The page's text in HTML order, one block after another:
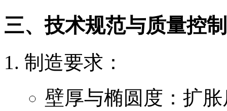
三、技术规范与质量控制
制造要求：
壁厚与椭圆度：扩